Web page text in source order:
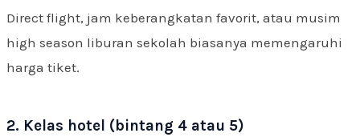
Direct flight, jam keberangkatan favorit, atau musim
high season liburan sekolah biasanya memengaruhi
harga tiket.
2. Kelas hotel (bintang 4 atau 5)